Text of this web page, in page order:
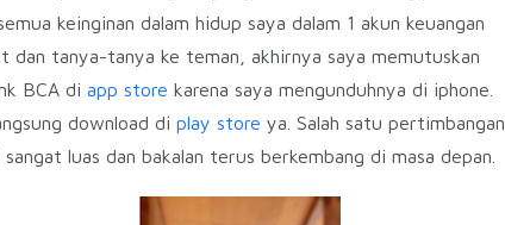
keinginan dalam hidup saya dalam 1 akun keuangan
dan tanya-tanya ke teman, akhirnya saya memutuskan
BCA di app store karena saya mengunduhnya di iphone.
download di play store ya. Salah satu pertimbangan
luas dan bakalan terus berkembang di masa depan.